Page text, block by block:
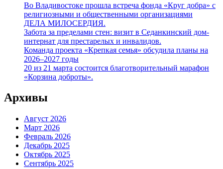
Во Владивостоке прошла встреча фонда «Круг добра» с
религиозными и общественными организациями
ДЕЛА МИЛОСЕРДИЯ.
Забота за пределами стен: визит в Седанкинский дом-
интернат для престарелых и инвалидов.
Команда проекта «Крепкая семья» обсудила планы на
2026–2027 годы
20 из 21 марта состоится благотворительный марафон
«Корзина доброты».
Архивы
Август 2026
Март 2026
Февраль 2026
Декабрь 2025
Октябрь 2025
Сентябрь 2025